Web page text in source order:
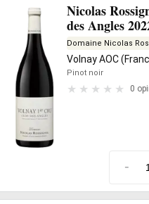
Nicolas
des Angles
Domaine Nicolas
Volnay AOC
Pinot noir
0
-